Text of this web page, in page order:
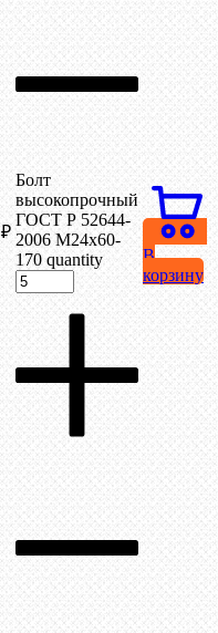
₽
Болт
высокопрочный
ГОСТ Р 52644-
2006 М24х60-
170 quantity
В
корзину